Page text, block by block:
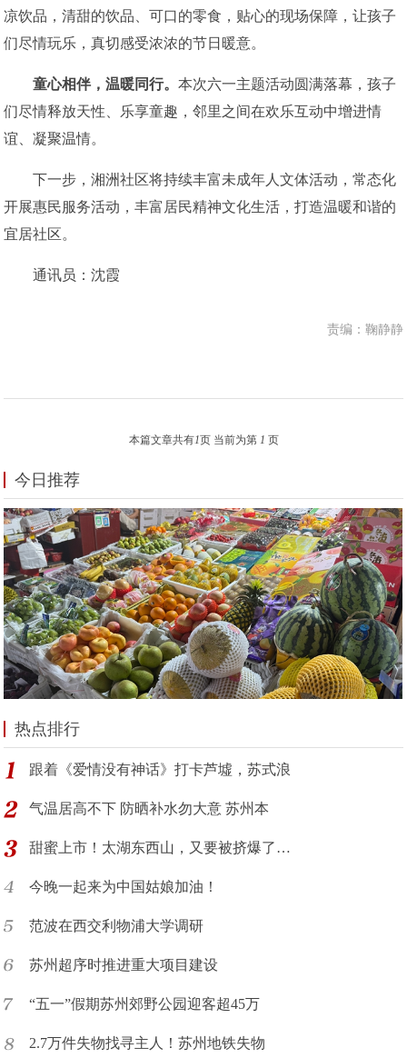
凉饮品，清甜的饮品、可口的零食，贴心的现场保障，让孩子
们尽情玩乐，真切感受浓浓的节日暖意。
童心相伴 ，温暖同行。本次六一主题活动圆满落幕，孩子
们尽情释放天性、乐享童趣，邻里之间在欢乐互动中增进情
谊、凝聚温情。
下一步，湘洲社区将持续丰富未成年人文体活动，常态化
开展惠民服务活动，丰富居民精神文化生活，打造温暖和谐的
宜居社区。
通讯员：沈霞
责编：鞠静静
本篇文章共有1页 当前为第 1 页
今日推荐
热点排行
跟着《爱情没有神话》打卡芦墟，苏式浪
气温居高不下 防晒补水勿大意 苏州本
甜蜜上市！太湖东西山，又要被挤爆了…
今晚一起来为中国姑娘加油！
范波在西交利物浦大学调研
苏州超序时推进重大项目建设
“五一”假期苏州郊野公园迎客超45万
2.7万件失物找寻主人！苏州地铁失物